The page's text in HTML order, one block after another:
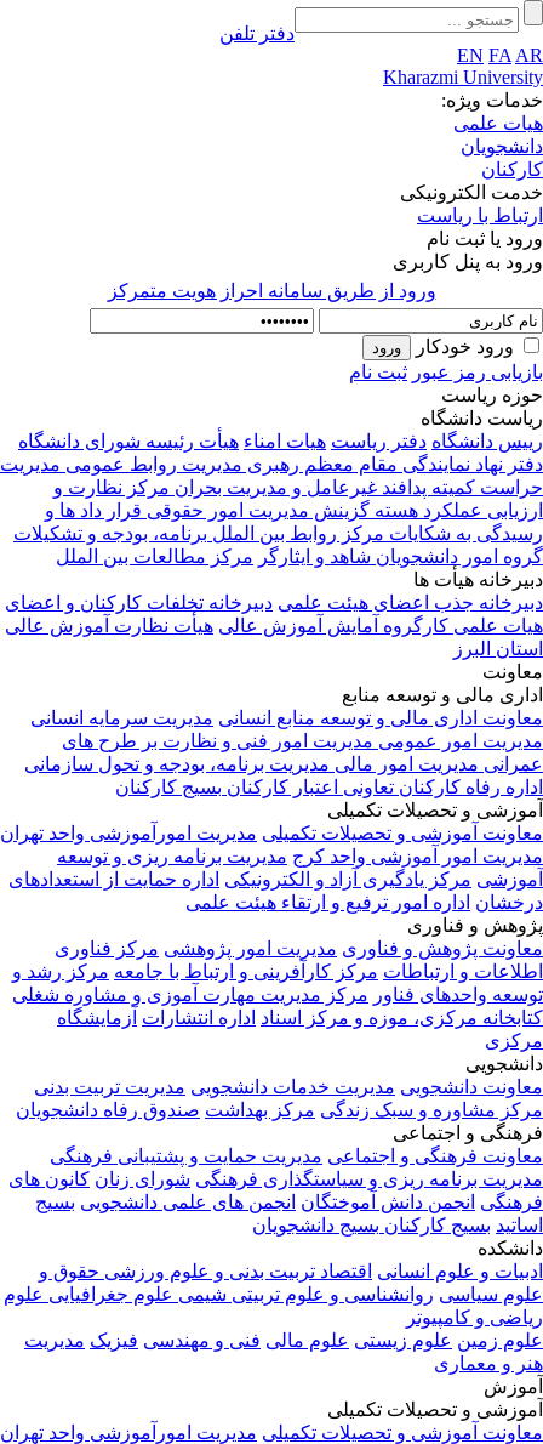
دفتر تلفن
EN FA
Kharazmi
ویژه:
علمی
الکترونیکی
با ریاست
یا ثبت نام
به پنل کاربری
ورود از طريق سامانه احراز هويت متمركز
ورود خودکار
رمز عبور ثبت نام
ریاست
دانشگاه
دانشگاه دفتر ریاست هیات امناء هیأت رئیسهشورای دانشگاه
نهاد نمایندگی مقام معظم رهبریمدیریت روابط عمومی مدیریت
کمیته پدافند غیرعامل و مدیریت بحرانمرکز نظارت و
عملکردهسته گزینش مدیریت امور حقوقی قرار داد ها و
به شکایاتمرکز روابط بین الملل برنامه، بودجه و تشکیلات
امور دانشجویان شاهد و ایثارگر مرکز مطالعات بین الملل
هیأت ها
جذب اعضای هیئت علمی دبیرخانه تخلفات کارکنان و اعضای
علمی کارگروه آمایش آموزش عالی هیأت نظارت آموزش عالی
البرز
مالی و توسعه منابع
اداری مالی و توسعه منابع انسانی مدیریت سرمایه انسانی
امور عمومی مدیریت امور فنی و نظارت بر طرح های
مدیریت امور مالی مدیریت برنامه، بودجه و تحول سازمانی
رفاه کارکنانتعاونی اعتبار کارکنانبسیج کارکنان
و تحصیلات تکمیلی
آموزشی و تحصیلات تکمیلی مدیریت امورآموزشی واحد تهران
امور آموزشی واحد کرج مدیریت برنامه ریزی و توسعه
مرکز یادگیری آزاد و الکترونیکی اداره حمایت از استعدادهای
اداره امور ترفیع و ارتقاء هیئت علمی
و فناوری
پژوهش و فناوری مدیریت امور پژوهشی مرکز فناوری
و ارتباطات مرکز کارآفرینی و ارتباط با جامعه مرکز رشد و
واحدهای فناور مرکز مدیریت مهارت آموزی و مشاوره شغلی
مرکزی، موزه و مرکز اسناد اداره انتشارات آزمایشگاه
دانشجویی مدیریت خدمات دانشجویی مدیریت تربیت بدنی
مشاوره و سبک زندگی مرکز بهداشت صندوق رفاه دانشجویان
و اجتماعی
فرهنگی و اجتماعی مدیریت حمایت و پشتیبانی فرهنگی
برنامه ریزی و سیاستگذاری فرهنگی شورای زنان کانون های
انجمن دانش آموختگان انجمن های علمی دانشجویی بسیج
بسیج کارکنانبسیج دانشجویان
و علوم انسانی اقتصادتربیت بدنی و علوم ورزشی حقوق و
سیاسی روانشناسی و علوم تربیتی شیمی علوم جغرافیایی علوم
و کامپیوتر
زمین علوم زیستی علوم مالی فنی و مهندسی فیزیک مدیریت
و معماری
و تحصیلات تکمیلی
آموزشی و تحصیلات تکمیلی مدیریت امورآموزشی واحد تهران